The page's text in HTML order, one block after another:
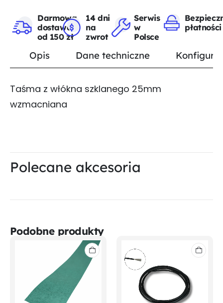
Darmowa
dostawa
od 150 zł
14 dni
na
zwrot
Serwis
w
Polsce
płatności
Opis Dane techniczne
Taśma z włókna szklanego 25mm
wzmacniana
Polecane akcesoria
Podobne produkty